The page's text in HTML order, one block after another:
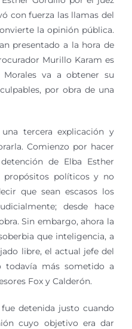
con fuerza las llamas del
la opinión pública.
presentado a la hora de
Murillo Karam es
va a obtener su
por obra de una
tercera explicación y
Comienzo por hacer
de Elba Esther
políticos y no
que sean escasos los
desde hace
Sin embargo, ahora la
que inteligencia, a
libre, el actual jefe del
todavía más sometido a
Fox y Calderón.
detenida justo cuando
cuyo objetivo era dar